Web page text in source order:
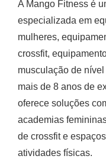
A Mango Fitness é
especializada em
mulheres,
crossfit,
musculação de
mais de 8 anos de
oferece soluções
academias
de crossfit e
atividades físicas.